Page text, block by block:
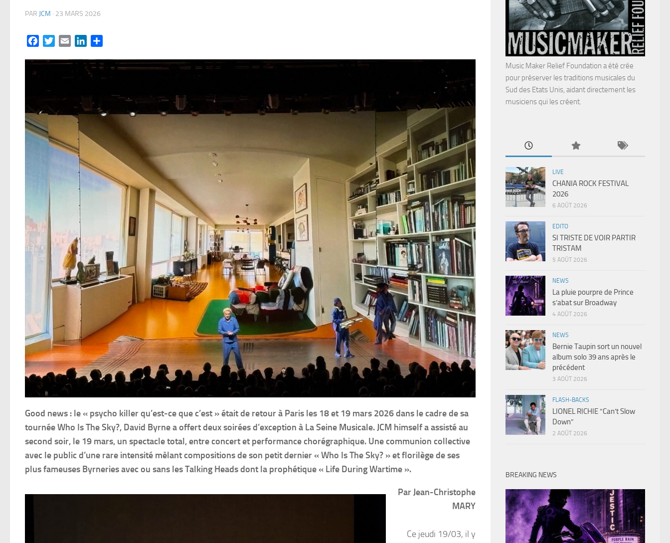
PAR JCM · 23 MARS 2026
FacebookTwitterEmail LinkedIn
Good news : le « psycho killer qu’est-ce que c’est » était de retour à Paris les 18 et 19 mars 2026 dans le cadre de sa
tournée Who Is The Sky?, David Byrne a offert deux soirées d’exception à La Seine Musicale. JCM himself a assisté au
second soir, le 19 mars, un spectacle total, entre concert et performance chorégraphique. Une communion collective
avec le public d’une rare intensité mêlant compositions de son petit dernier « Who Is The Sky? » et florilège de ses
plus fameuses Byrneries avec ou sans les Talking Heads dont la prophétique « Life During Wartime ».
Par Jean-Christophe
MARY
Ce jeudi 19/03, il y
Music Maker Relief Foundation a été crée
pour préserver les traditions musicales du
Sud des Etats Unis, aidant directement les
musiciens qui les créent.
LIVE
CHANIA ROCK FESTIVAL
2026
6 AOÛT 2026
EDITO
SI TRISTE DE VOIR PARTIR
TRISTAM
5 AOÛT 2026
NEWS
La pluie pourpre de Prince
s’abat sur Broadway
4 AOÛT 2026
NEWS
Bernie Taupin sort un nouvel
album solo 39 ans après le
précédent
3 AOÛT 2026
FLASH-BACKS
LIONEL RICHIE “Can’t Slow
Down”
2 AOÛT 2026
BREAKING NEWS